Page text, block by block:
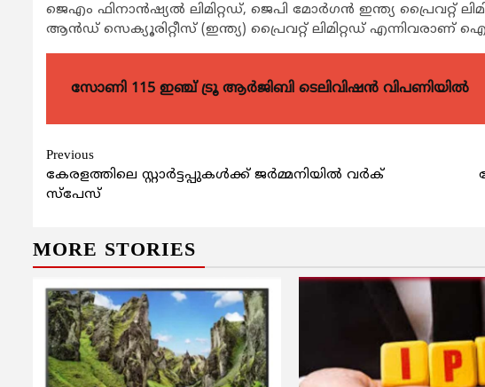
ജെഎം ഫിനാന്‍ഷ്യല്‍ ലിമിറ്റഡ്, ജെപി മോര്‍ഗന്‍ ഇന്ത്യ പ്രൈവറ്റ്
ആന്‍ഡ് സെക്യൂരിറ്റീസ് (ഇന്ത്യ) പ്രൈവറ്റ് ലിമിറ്റഡ് എന്നിവരാണ്
സോണി 115 ഇഞ്ച് ട്രൂ ആർജിബി ടെലിവിഷൻ വിപണിയിൽ
Continue
Reading
Previous
കേരളത്തിലെ സ്റ്റാര്‍ട്ടപ്പുകള്‍ക്ക് ജര്‍മ്മനിയില്‍ വര്‍ക്
സ്പേസ്
MORE STORIES